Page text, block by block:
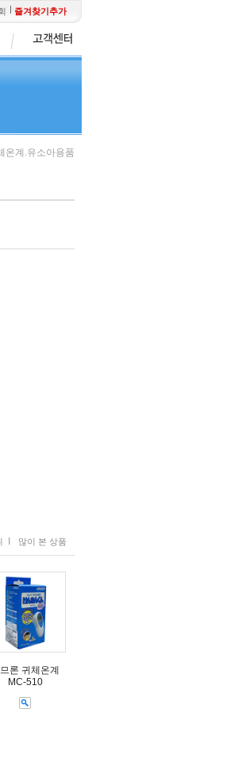
즐겨찾기추가
온계.유소아용품
많이 본 상품
론 귀체온계
MC-510